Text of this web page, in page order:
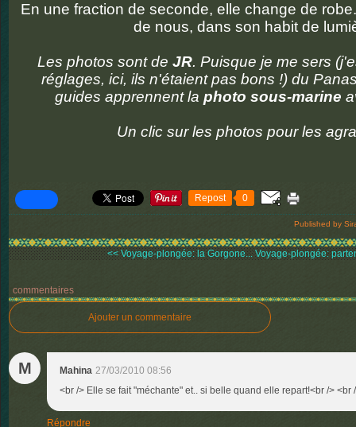
En une fraction de seconde, elle change de
de nous, dans son habit de
Les photos sont de JR. Puisque je me sers
réglages, ici, ils n'étaient pas bons !) du
guides apprennent la photo sous-marine
Un clic sur les photos pour les
Repost 0
Published by
<< Voyage-plongée: la Gorgone... Voyage-plongée:
commentaires
Ajouter un commentaire
M Mahina 27/03/2010 08:56
<br /> Elle se fait "méchante" et.. si belle quand elle repart!<br /> <br
Répondre